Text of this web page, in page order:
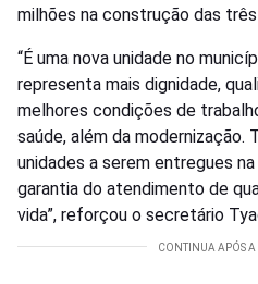
milhões na construção das
“É uma nova unidade no
representa mais dignidade,
melhores condições de
saúde, além da modernização.
unidades a serem entregues
garantia do atendimento de
vida”, reforçou o secretário